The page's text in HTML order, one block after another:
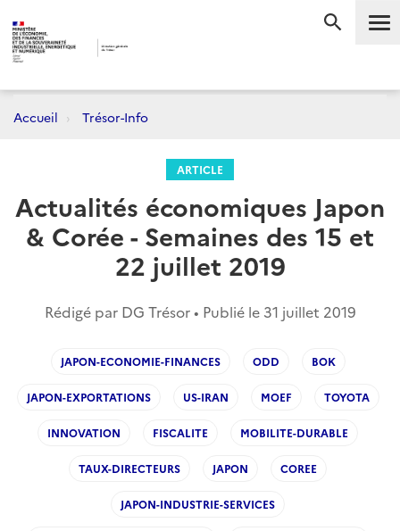
Accueil Trésor-Info
ARTICLE
Actualités économiques Japon
& Corée - Semaines des 15 et
22 juillet 2019
Rédigé par DG Trésor • Publié le 31 juillet 2019
JAPON-ECONOMIE-FINANCES ODD BOK
JAPON-EXPORTATIONS US-IRAN MOEF TOYOTA
INNOVATION FISCALITE MOBILITE-DURABLE
TAUX-DIRECTEURS JAPON COREE
JAPON-INDUSTRIE-SERVICES